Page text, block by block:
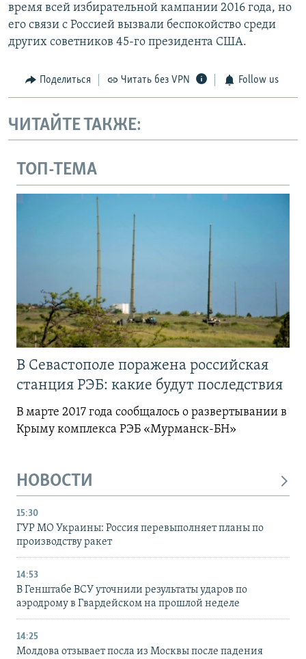
время всей избирательной кампании 2016 года, но
его связи с Россией вызвали беспокойство среди
других советников 45-го президента США.
Поделиться Читать без VPN Follow us
ЧИТАЙТЕ ТАКЖЕ:
ТОП-ТЕМА
В Севастополе поражена российская
станция РЭБ: какие будут последствия
В марте 2017 года сообщалось о развертывании в
Крыму комплекса РЭБ «Мурманск-БН»
НОВОСТИ
15:30
ГУР МО Украины: Россия перевыполняет планы по
производству ракет
14:53
В Генштабе ВСУ уточнили результаты ударов по
аэродрому в Гвардейском на прошлой неделе
14:25
Молдова отзывает посла из Москвы после падения